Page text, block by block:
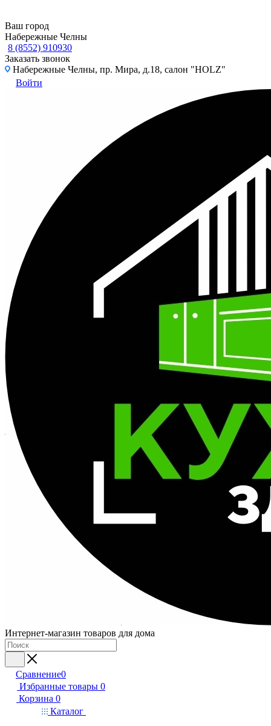
Ваш город
Набережные Челны
8 (8552) 910930
Заказать звонок
Набережные Челны, пр. Мира, д.18, салон "HOLZ"
Войти
Интернет-магазин товаров для дома
Сравнение0
Избранные товары 0
Корзина 0
Каталог